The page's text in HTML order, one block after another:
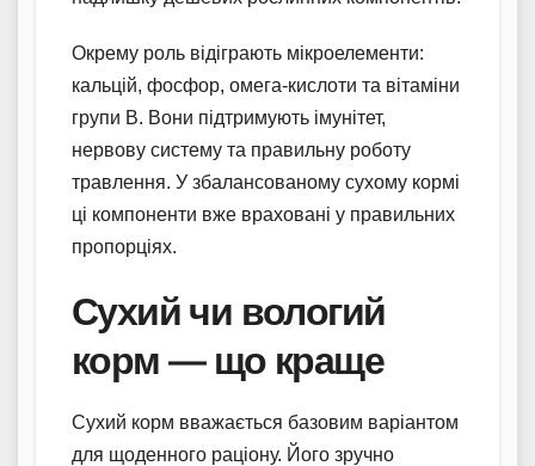
Окрему роль відіграють мікроелементи:
кальцій, фосфор, омега-кислоти та вітаміни
групи B. Вони підтримують імунітет,
нервову систему та правильну роботу
травлення. У збалансованому сухому кормі
ці компоненти вже враховані у правильних
пропорціях.
Сухий чи вологий
корм — що краще
Сухий корм вважається базовим варіантом
для щоденного раціону. Його зручно